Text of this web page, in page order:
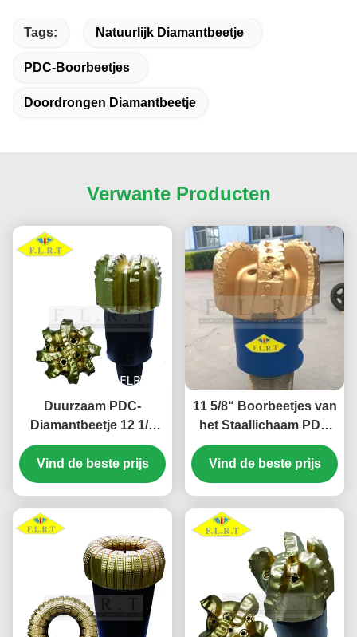
Tags: Natuurlijk Diamantbeetje
PDC-Boorbeetjes
Doordrongen Diamantbeetje
Verwante Producten
Duurzaam PDC-
Diamantbeetje 12 1/4
FM13088LU voor
Middelgrote Harde
Vormingsboring
Vind de beste prijs
11 5/8“ Boorbeetjes van
het Staallichaam PDC
met Dubbele
Rijsnijders/Zware Korte
Maten
Vind de beste prijs